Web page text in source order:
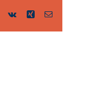
Pinterest
Vk Xing Email